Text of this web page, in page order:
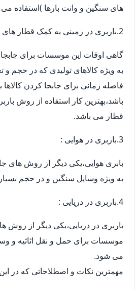
های سنگین و وانت بارها )استفاده
2.باربری در زمینی به کمک قطار های باربری در :
گاهی اوقات این موسسات برای جابجا
به ویژه کالاهای تولیدی که در حجم و
فاصله زمانی برای جابجا کردن کالاها
باشد،بهترین کار استفاده از روش
قطار می باشد.
3.باربری در هوایی :
بابری هوایی،یکی دیگر از روش های
به ویژه وسایل سنگین و در حجم
4.باربری در دریایی :
باربری در دریایی،یکی دیگر از روش
موسسات برای حمل و نقل اثاثیه و
می شود.
مهمترین نکات و اصطلاحاتی که در